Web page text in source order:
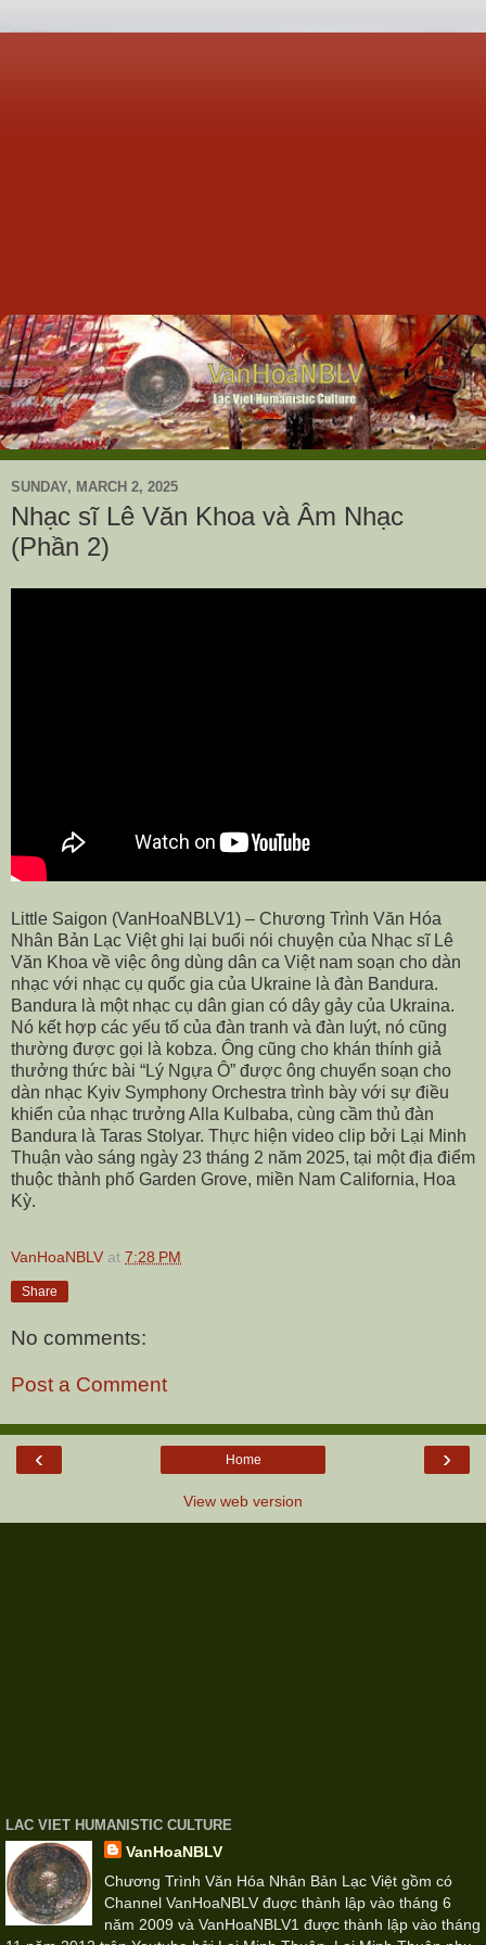
SUNDAY, MARCH 2, 2025
Nhạc sĩ Lê Văn Khoa và Âm Nhạc
(Phần 2)
Little Saigon (VanHoaNBLV1) – Chương Trình Văn Hóa
Nhân Bản Lạc Việt ghi lại buổi nói chuyện của Nhạc sĩ Lê
Văn Khoa về việc ông dùng dân ca Việt nam soạn cho dàn
nhạc với nhạc cụ quốc gia của Ukraine là đàn Bandura.
Bandura là một nhạc cụ dân gian có dây gảy của Ukraina.
Nó kết hợp các yếu tố của đàn tranh và đàn luýt, nó cũng
thường được gọi là kobza. Ông cũng cho khán thính giả
thưởng thức bài “Lý Ngựa Ô” được ông chuyển soạn cho
dàn nhạc Kyiv Symphony Orchestra trình bày với sự điều
khiển của nhạc trưởng Alla Kulbaba, cùng cầm thủ đàn
Bandura là Taras Stolyar. Thực hiện video clip bởi Lại Minh
Thuận vào sáng ngày 23 tháng 2 năm 2025, tại một địa điểm
thuộc thành phố Garden Grove, miền Nam California, Hoa
Kỳ.
VanHoaNBLV at 7:28 PM
Share
No comments:
Post a Comment
‹ ›
Home
View web version
LAC VIET HUMANISTIC CULTURE
VanHoaNBLV
Chương Trình Văn Hóa Nhân Bản Lạc Việt gồm có
Channel VanHoaNBLV đuợc thành lập vào tháng 6
năm 2009 và VanHoaNBLV1 được thành lập vào tháng